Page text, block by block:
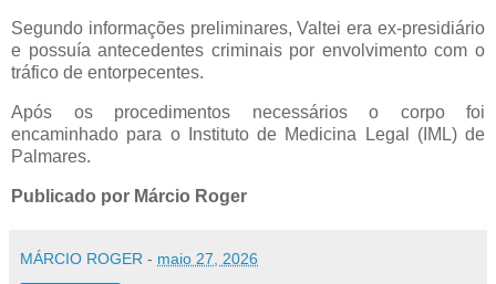
Segundo informações preliminares, Valtei era ex-presidiário
e possuía antecedentes criminais por envolvimento com o
tráfico de entorpecentes.
Após os procedimentos necessários o corpo foi
encaminhado para o Instituto de Medicina Legal (IML) de
Palmares.
Publicado por Márcio Roger
MÁRCIO ROGER - maio 27, 2026